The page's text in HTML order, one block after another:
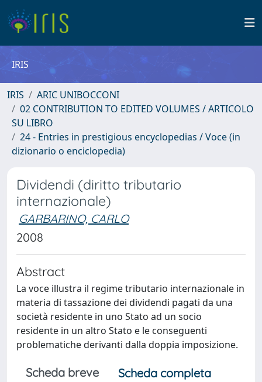
IRIS
IRIS
ARIC UNIBOCCONI
02 CONTRIBUTION TO EDITED VOLUMES / ARTICOLO
SU LIBRO
24 - Entries in prestigious encyclopedias / Voce (in
dizionario o enciclopedia)
Dividendi (diritto tributario
internazionale)
GARBARINO, CARLO
2008
Abstract
La voce illustra il regime tributario internazionale in
materia di tassazione dei dividendi pagati da una
società residente in uno Stato ad un socio
residente in un altro Stato e le conseguenti
problematiche derivanti dalla doppia imposizione.
Scheda breve
Scheda completa